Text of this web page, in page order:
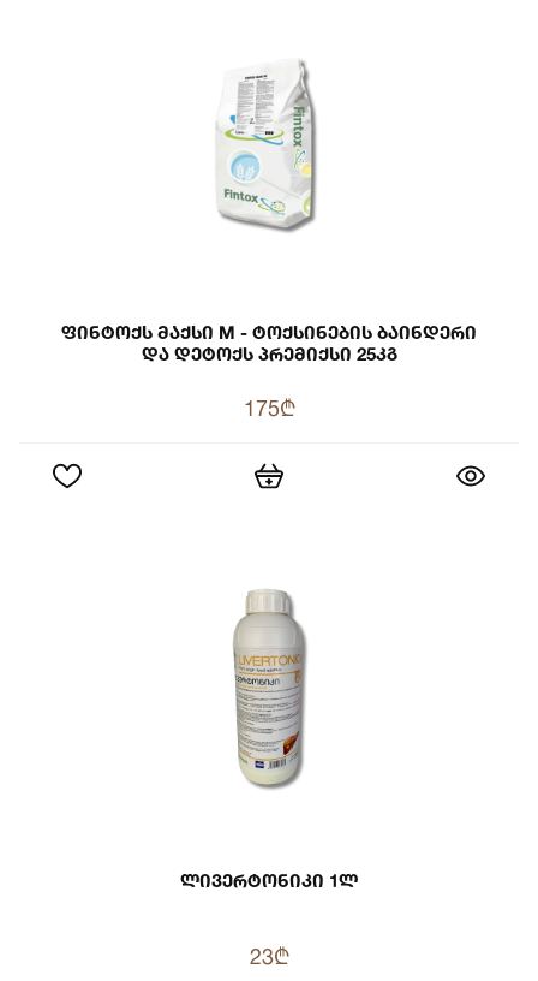
Ფინტოქს Მაქსი M - Ტოქსინების Ბაინდერი
Და Დეტოქს Პრემიქსი 25კგ
175₾
Ლივერტონიკი 1ლ
23₾